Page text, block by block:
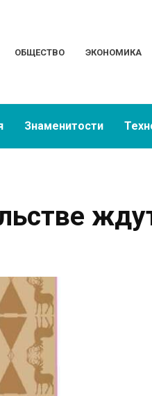
ОБЩЕСТВО ЭКОНОМИКА
Знаменитости